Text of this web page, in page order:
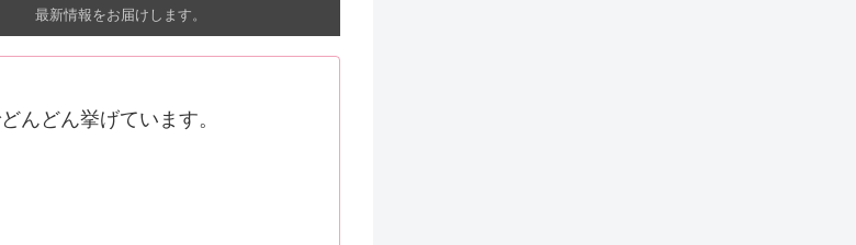
最新情報をお届けします。
んどん挙げています。